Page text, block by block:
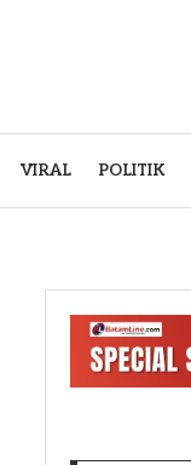
VIRAL POLITIK